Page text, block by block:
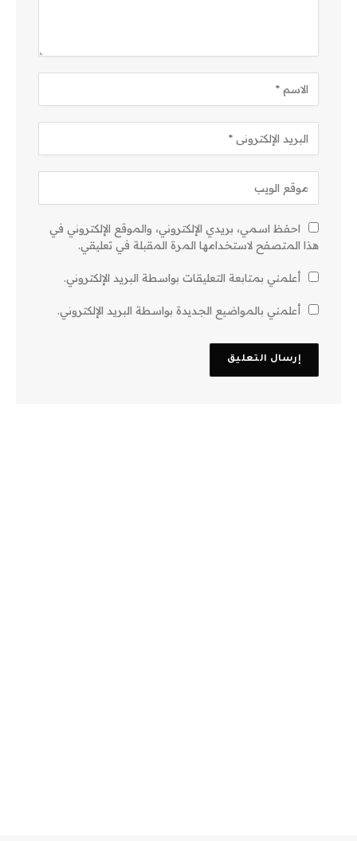
احفظ اسمي، بريدي الإلكتروني، والموقع الإلكتروني في
هذا المتصفح لاستخدامها المرة المقبلة في تعليقي.
أعلمني بمتابعة التعليقات بواسطة البريد الإلكتروني.
أعلمني بالمواضيع الجديدة بواسطة البريد الإلكتروني.